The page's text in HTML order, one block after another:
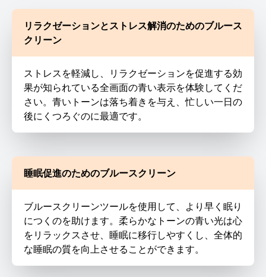
リラクゼーションとストレス解消のためのブルース
クリーン
ストレスを軽減し、リラクゼーションを促進する効
果が知られている全画面の青い表示を体験してくだ
さい。青いトーンは落ち着きを与え、忙しい一日の
後にくつろぐのに最適です。
睡眠促進のためのブルースクリーン
ブルースクリーンツールを使用して、より早く眠り
につくのを助けます。柔らかなトーンの青い光は心
をリラックスさせ、睡眠に移行しやすくし、全体的
な睡眠の質を向上させることができます。